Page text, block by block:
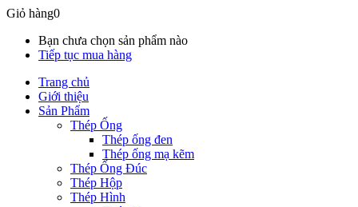
Giỏ hàng0
Bạn chưa chọn sản phẩm nào
Tiếp tục mua hàng
Trang chủ
Giới thiệu
Sản Phẩm
Thép Ống
Thép ống đen
Thép ống mạ kẽm
Thép Ống Đúc
Thép Hộp
Thép Hình